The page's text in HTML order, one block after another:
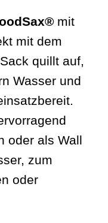
mit
mit dem
quillt auf,
Wasser und
oder als Wall
zum
oder